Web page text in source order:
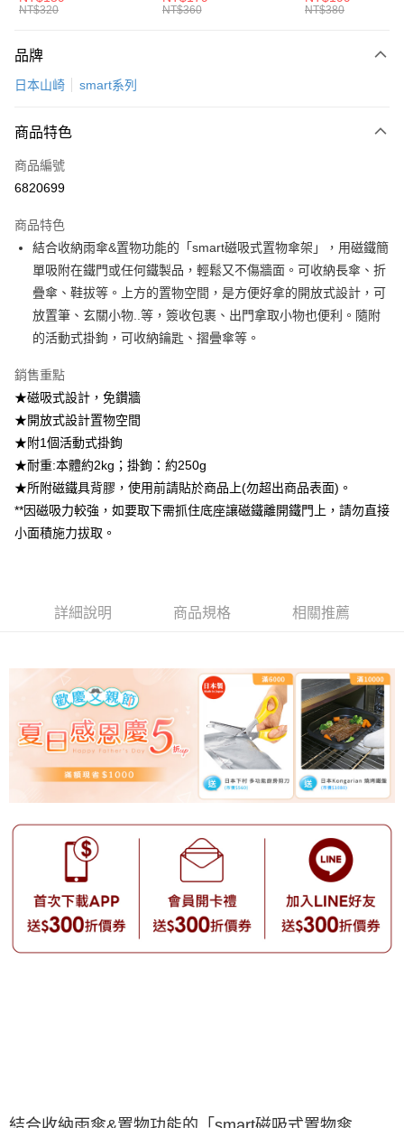
大哥付你分期
【大哥付你分期使用說明】
1.本服務由台灣大哥大提供，台灣大哥大用戶可立即使用無須另外申請。
2.付款方式選擇「大哥付你分期」，訂單成立後會自動跳轉到大哥付的交易
成交易。
3.實際核准額度、可分期數及費用金額請依後續交易確認頁面所載為準。
4.訂單成立30分鐘內，如未前往確認交易或遇審核未通過，訂單將自動取
消。如遇「轉專審核」未通過狀況，表示未達大哥付你分期系統評分，恕無
法說明評估內容。
1.分期款項不併入電信帳單，「大哥付你分期」於每月結算日後寄送繳費提
2.透過簡訊連結打開帳單後，可選擇「超商條碼／台灣大直營門市／銀行轉
帳／街口支付／iPASS MONEY」等通路繳費。
【注意事項】
1.本服務係由「台灣大哥大股份有限公司」（以下簡稱本公司）所提供，讓
用戶於交易時，得透過本服務購買商品或服務，並由商店將買賣／分期付款
2.基於同意付款使用「大哥付你分期」之契約關係目的，商店將以您的個人
資料（包含姓名、電話或地址）提供予台灣大哥大進項蒐集、處理及利用，
由本公司與您本人進行分期帳單所需資料之確認、核對及更正。
3.完整用戶服務條款，請詳閱以下連結：
每筆NT$100，滿NT$499(含以上)免運費
每筆NT$100，滿NT$499(含以上)免運費
7-11取貨付款
每筆NT$100，滿NT$499(含以上)免運費
付款後7-11取貨
每筆NT$100，滿NT$499(含以上)免運費
宅配【父親節大回饋】限時$299免運
每筆NT$150，滿NT$299(含以上)免運費
米桶/量米用具/任二件8
NT$320
具/任二件8折
NT$360
道具/任二件8折
NT$380
品牌
日本山崎 smart系列
商品特色
商品編號
6820699
商品特色
結合收納雨傘&置物功能的「smart磁吸式置物傘架」，用磁鐵簡
單吸附在鐵門或任何鐵製品，輕鬆又不傷牆面。可收納長傘、折
疊傘、鞋拔等。上方的置物空間，是方便好拿的開放式設計，可
放置筆、玄關小物..等，簽收包裹、出門拿取小物也便利。隨附
的活動式掛鉤，可收納鑰匙、摺曡傘等。
銷售重點
★磁吸式設計，免鑽牆
★開放式設計置物空間
★附1個活動式掛鉤
★耐重:本體約2kg；掛鉤：約250g
★所附磁鐵具背膠，使用前請貼於商品上(勿超出商品表面)。
**因磁吸力較強，如要取下需抓住底座讓磁鐵離開鐵門上，請勿直接
小面積施力拔取。
詳細說明 商品規格 相關推薦